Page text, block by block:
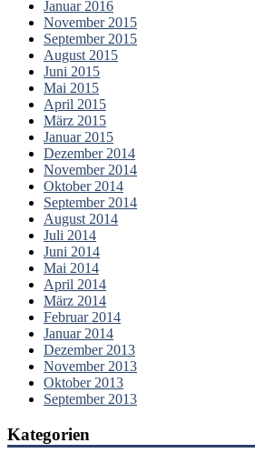
Januar 2016
November 2015
September 2015
August 2015
Juni 2015
Mai 2015
April 2015
März 2015
Januar 2015
Dezember 2014
November 2014
Oktober 2014
September 2014
August 2014
Juli 2014
Juni 2014
Mai 2014
April 2014
März 2014
Februar 2014
Januar 2014
Dezember 2013
November 2013
Oktober 2013
September 2013
Kategorien